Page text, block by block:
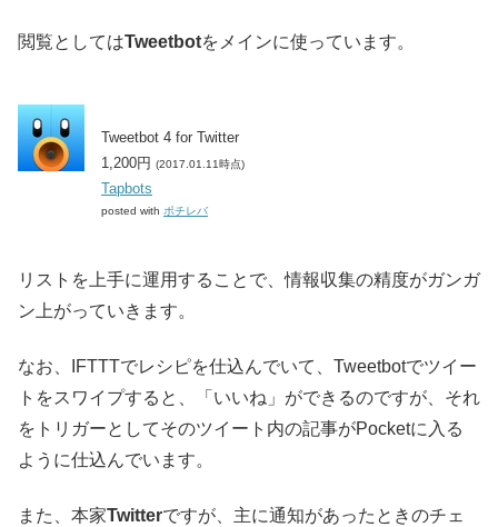
閲覧としてはTweetbotをメインに使っています。
Tweetbot 4 for Twitter
1,200円 (2017.01.11時点)
Tapbots
posted with ポチレバ
リストを上手に運用することで、情報収集の精度がガンガ
ン上がっていきます。
なお、IFTTTでレシピを仕込んでいて、Tweetbotでツイー
トをスワイプすると、「いいね」ができるのですが、それ
をトリガーとしてそのツイート内の記事がPocketに入る
ように仕込んでいます。
また、本家Twitterですが、主に通知があったときのチェ